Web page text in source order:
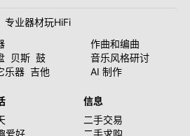
专业器材玩HiFi
贝斯 鼓
乐器 吉他
作曲和编曲
音乐风格研讨
AI 制作
信息
二手交易